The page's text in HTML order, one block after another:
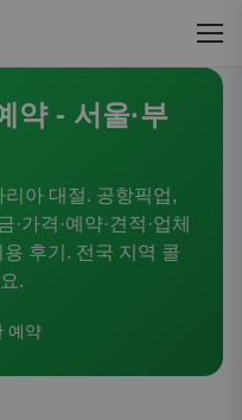
약 - 서울·부
아 대절. 공항픽업,
가격·예약·견적·업체
후기. 전국 지역 콜
.
예약